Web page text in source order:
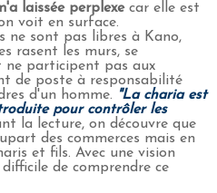
laissée perplexecar elle est
voit en surface.
ne sont pas libres à Kano,
rasent les murs, se
ne participent pas aux
de poste à responsabilité
d'un homme. "La charia est
pour contrôler les
la lecture, on découvre que
des commerces mais en
et fils. Avec une vision
de comprendre ce